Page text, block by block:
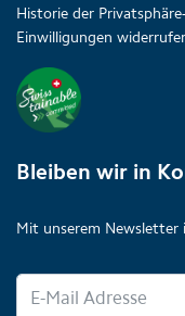
Historie der
Einwilligungen
Bleiben wir in
Mit unserem Newsletter